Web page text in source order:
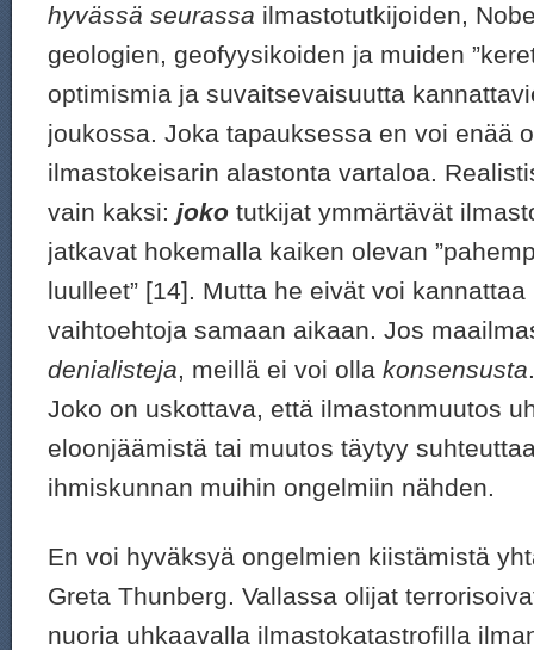
hyvässä seurassa ilmastotutkijoiden,
geologien, geofyysikoiden ja muiden
optimismia ja suvaitsevaisuutta
joukossa. Joka tapauksessa en voi enää
ilmastokeisarin alastonta vartaloa.
vain kaksi: joko tutkijat ymmärtävät
jatkavat hokemalla kaiken olevan
luulleet” [14]. Mutta he eivät voi
vaihtoehtoja samaan aikaan. Jos
denialisteja, meillä ei voi olla konsensusta
Joko on uskottava, että ilmastonmuutos
eloonjäämistä tai muutos täytyy
ihmiskunnan muihin ongelmiin nähden.
En voi hyväksyä ongelmien kiistämistä
Greta Thunberg. Vallassa olijat
nuoria uhkaavalla ilmastokatastrofilla